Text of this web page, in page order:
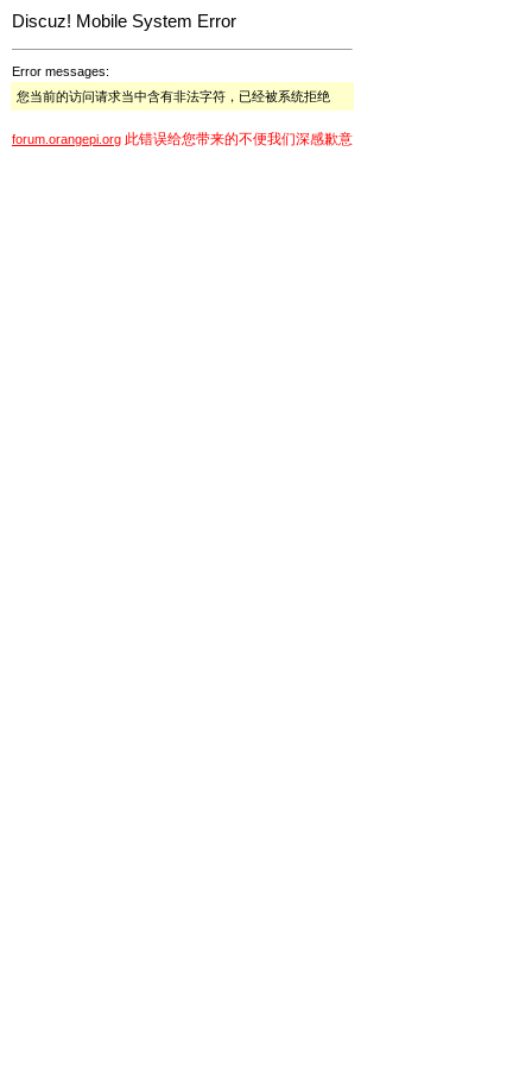
Discuz! Mobile System Error
Error messages:
您当前的访问请求当中含有非法字符，已经被系统拒绝
forum.orangepi.org 此错误给您带来的不便我们深感歉意